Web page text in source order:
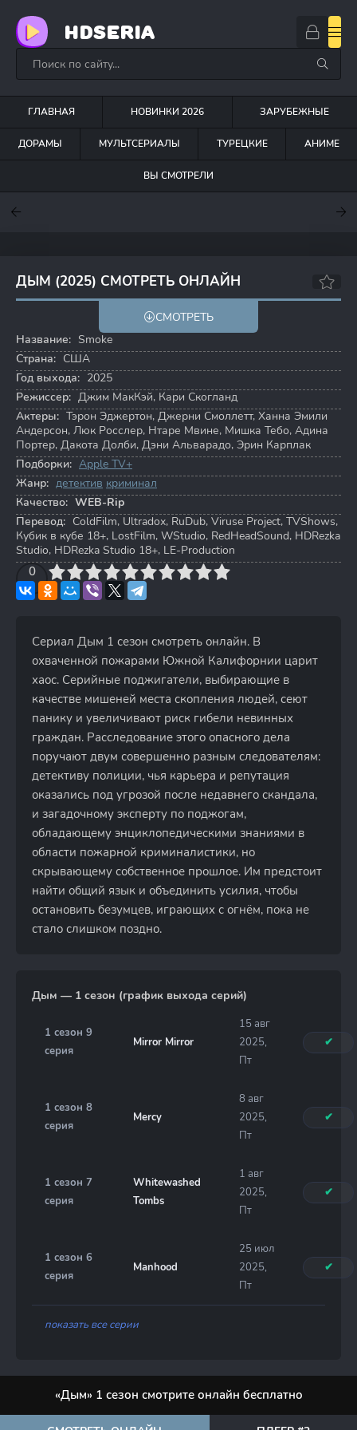
HDSERIA
ГЛАВНАЯ НОВИНКИ 2026 ЗАРУБЕЖНЫЕ
ДОРАМЫ МУЛЬТСЕРИАЛЫ ТУРЕЦКИЕ АНИМЕ
ВЫ СМОТРЕЛИ
ДЫМ (2025) СМОТРЕТЬ ОНЛАЙН
6.6 6.7
СМОТРЕТЬ
Название: Smoke
Страна: США
Год выхода: 2025
Режиссер: Джим МакКэй, Кари Скогланд
Актеры: Тэрон Эджертон, Джерни Смоллетт, Ханна Эмили
Андерсон, Люк Росслер, Нтаре Мвине, Мишка Тебо, Адина
Портер, Дакота Долби, Дэни Альварадо, Эрин Карплак
Подборки: Apple TV+
Жанр: детектив криминал
Качество: WEB-Rip
Перевод: ColdFilm, Ultradox, RuDub, Viruse Project, TVShows,
Кубик в кубе 18+, LostFilm, WStudio, RedHeadSound, HDRezka
Studio, HDRezka Studio 18+, LE-Production
0
4 6 7 8 9 10
Сериал Дым 1 сезон смотреть онлайн. В
охваченной пожарами Южной Калифорнии царит
хаос. Серийные поджигатели, выбирающие в
качестве мишеней места скопления людей, сеют
панику и увеличивают риск гибели невинных
граждан. Расследование этого опасного дела
поручают двум совершенно разным следователям:
детективу полиции, чья карьера и репутация
оказались под угрозой после недавнего скандала,
и загадочному эксперту по поджогам,
обладающему энциклопедическими знаниями в
области пожарной криминалистики, но
скрывающему собственное прошлое. Им предстоит
найти общий язык и объединить усилия, чтобы
остановить безумцев, играющих с огнём, пока не
стало слишком поздно.
Дым — 1 сезон (график выхода серий)
1 сезон 9
серия
Mirror Mirror
15 авг
2025,
Пт
✔
1 сезон 8
серия
Mercy
8 авг
2025,
Пт
✔
1 сезон 7
серия
Whitewashed
Tombs
1 авг
2025,
Пт
✔
1 сезон 6
серия
Manhood
25 июл
2025,
Пт
✔
показать все серии
«Дым» 1 сезон смотрите онлайн бесплатно